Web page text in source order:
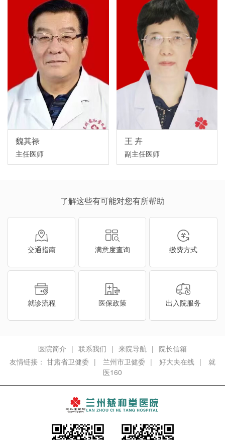
魏其禄
主任医师
王 卉
副主任医师
了解这些有可能对您有所帮助
交通指南 满意度查询 缴费方式
就诊流程 医保政策 出入院服务
医院简介 | 联系我们 | 来院导航 | 院长信箱
友情链接： 甘肃省卫健委 | 兰州市卫健委 | 好大夫在线 |
就
医160